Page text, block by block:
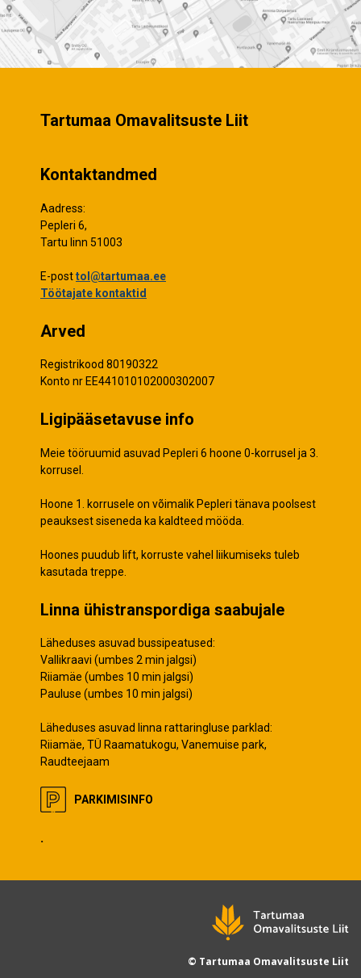
Tartumaa Omavalitsuste Liit
Kontaktandmed
Aadress:
Pepleri 6,
Tartu linn 51003
E-posttol@tartumaa.ee
Töötajate kontaktid
Arved
Registrikood 80190322
Konto nr EE441010102000302007
Ligipääsetavuse info
Meie tööruumid asuvad Pepleri 6 hoone 0-korrusel ja 3.
korrusel.
Hoone 1. korrusele on võimalik Pepleri tänava poolsest
peauksest siseneda ka kaldteed mööda.
Hoones puudub lift, korruste vahel liikumiseks tuleb
kasutada treppe.
Linna ühistranspordiga saabujale
Läheduses asuvad bussipeatused:
Vallikraavi (umbes 2 min jalgsi)
Riiamäe (umbes 10 min jalgsi)
Pauluse (umbes 10 min jalgsi)
Läheduses asuvad linna rattaringluse parklad:
Riiamäe, TÜ Raamatukogu, Vanemuise park,
Raudteejaam
PARKIMISINFO
.
© Tartumaa Omavalitsuste Liit